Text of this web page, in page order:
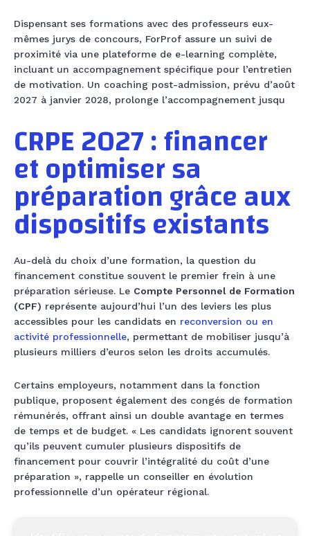
Dispensant ses formations avec des professeurs eux-
mêmes jurys de concours, ForProf assure un suivi de
proximité via une plateforme de e-learning complète,
incluant un accompagnement spécifique pour l’entretien
de motivation. Un coaching post-admission, prévu d’août
2027 à janvier 2028, prolonge l’accompagnement jusqu
CRPE 2027 : financer
et optimiser sa
préparation grâce aux
dispositifs existants
Au-delà du choix d’une formation, la question du
financement constitue souvent le premier frein à une
préparation sérieuse. Le Compte Personnel de Formation
(CPF) représente aujourd’hui l’un des leviers les plus
accessibles pour les candidats en reconversion ou en
activité professionnelle, permettant de mobiliser jusqu’à
plusieurs milliers d’euros selon les droits accumulés.
Certains employeurs, notamment dans la fonction
publique, proposent également des congés de formation
rémunérés, offrant ainsi un double avantage en termes
de temps et de budget. « Les candidats ignorent souvent
qu’ils peuvent cumuler plusieurs dispositifs de
financement pour couvrir l’intégralité du coût d’une
préparation », rappelle un conseiller en évolution
professionnelle d’un opérateur régional.